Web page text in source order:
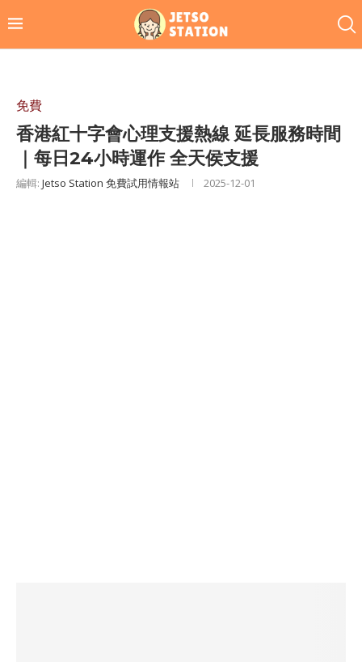
免費
香港紅十字會心理支援熱線 延長服務時間
｜每日24小時運作 全天侯支援
編輯: Jetso Station 免費試用情報站 2025-12-01